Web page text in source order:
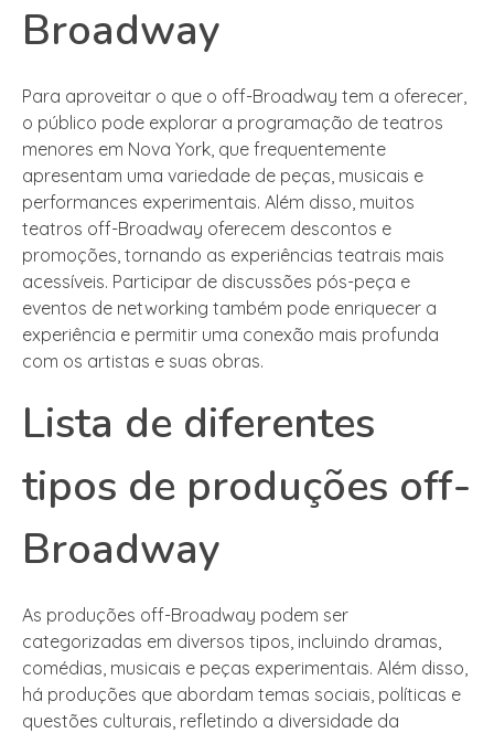
Broadway
Para aproveitar o que o off-Broadway tem a oferecer,
o público pode explorar a programação de teatros
menores em Nova York, que frequentemente
apresentam uma variedade de peças, musicais e
performances experimentais. Além disso, muitos
teatros off-Broadway oferecem descontos e
promoções, tornando as experiências teatrais mais
acessíveis. Participar de discussões pós-peça e
eventos de networking também pode enriquecer a
experiência e permitir uma conexão mais profunda
com os artistas e suas obras.
Lista de diferentes
tipos de produções off-
Broadway
As produções off-Broadway podem ser
categorizadas em diversos tipos, incluindo dramas,
comédias, musicais e peças experimentais. Além disso,
há produções que abordam temas sociais, políticas e
questões culturais, refletindo a diversidade da